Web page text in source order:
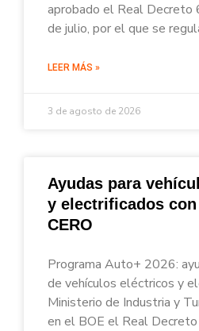
aprobado el Real
de julio, por el que se
LEER MÁS »
3 de agosto de 2026
Ayudas para
y electrificados
CERO
Programa Auto+ 2026:
de vehículos eléctricos y
Ministerio de Industria y
en el BOE el Real